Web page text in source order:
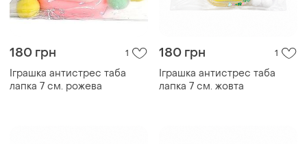
180 грн 1
Іграшка антистрес таба
лапка 7 см. рожева
180 грн 1
Іграшка антистрес таба
лапка 7 см. жовта